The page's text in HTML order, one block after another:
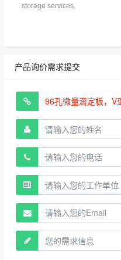
storage services.
产品询价需求提交